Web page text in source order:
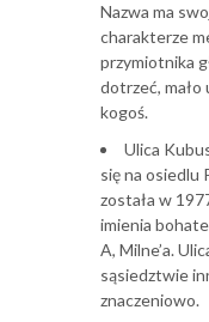
Nazwa ma
charakterze
przymiotnika
dotrzeć, mało
kogoś.
Ulica
się na osiedlu
została w
imienia
A, Milne’a.
sąsiedztwie
znaczeniowo.